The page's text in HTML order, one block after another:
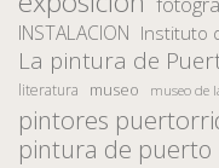
INSTALACION Instituto
La pintura de
literatura museo museo de
pintores
pintura de puerto